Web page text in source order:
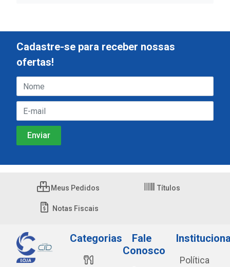
Cadastre-se para receber nossas
ofertas!
Meus Pedidos Títulos
Notas Fiscais
Categorias
Fale
Conosco
Política